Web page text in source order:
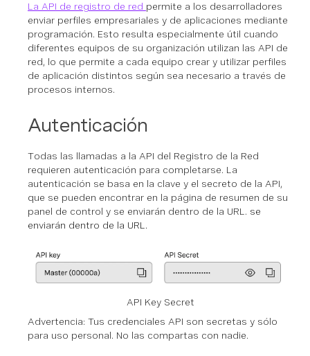
La API de registro de red permite a los desarrolladores
enviar perfiles empresariales y de aplicaciones mediante
programación. Esto resulta especialmente útil cuando
diferentes equipos de su organización utilizan las API de
red, lo que permite a cada equipo crear y utilizar perfiles
de aplicación distintos según sea necesario a través de
procesos internos.
Autenticación
Todas las llamadas a la API del Registro de la Red
requieren autenticación para completarse. La
autenticación se basa en la clave y el secreto de la API,
que se pueden encontrar en la página de resumen de su
panel de control y se enviarán dentro de la URL. se
enviarán dentro de la URL.
API Key Secret
Advertencia: Tus credenciales API son secretas y sólo
para uso personal. No las compartas con nadie.